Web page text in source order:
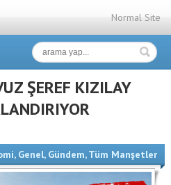
Normal Site
ŞEREF KIZILAY
, Genel, Gündem,Tüm Manşetler